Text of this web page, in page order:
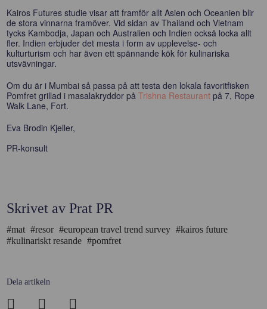
Kairos Futures studie visar att framför allt Asien och Oceanien blir
de stora vinnarna framöver. Vid sidan av Thailand och Vietnam
tycks Kambodja, Japan och Australien och Indien också locka allt
fler. Indien erbjuder det mesta i form av upplevelse- och
kulturturism och har även ett spännande kök för kulinariska
utsvävningar.
Om du är i Mumbai så passa på att testa den lokala favoritfisken
Pomfret grillad i masalakryddor påTrishna Restaurantpå 7, Rope
Walk Lane, Fort.
Eva Brodin Kjeller,
PR-konsult
Skrivet av Prat PR
#mat #resor #european travel trend survey #kairos future
#kulinariskt resande #pomfret
Dela artikeln